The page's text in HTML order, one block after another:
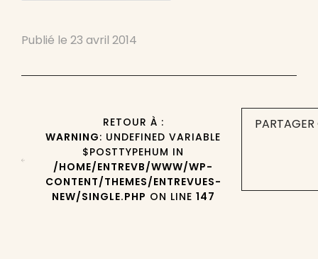
Publié le 23 avril 2014
RETOUR À :
WARNING: UNDEFINED VARIABLE
$POSTTYPEHUM IN
/HOME/ENTREVB/WWW/WP-
CONTENT/THEMES/ENTREVUES-
NEW/SINGLE.PHP ON LINE 147